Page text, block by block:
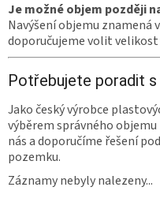
Je možné objem později
Navýšení objemu znamená
doporučujeme volit velikost
Potřebujete poradit s
Jako český výrobce
výběrem správného
nás a doporučíme řešení
pozemku.
Záznamy nebyly nalezeny...